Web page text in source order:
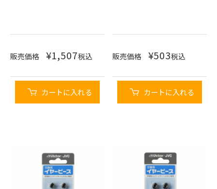
販売価格 ¥1,507税込
カートに入れる
販売価格 ¥503税込
カートに入れる